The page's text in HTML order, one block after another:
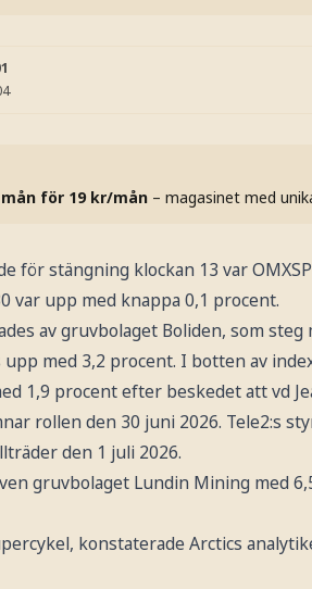
för 19 kr/mån – magasinet med
för stängning klockan 13 var
var upp med knappa 0,1 procent.
av gruvbolaget Boliden, som
upp med 3,2 procent. I botten av
1,9 procent efter beskedet att vd
rollen den 30 juni 2026. Tele2:s
den 1 juli 2026.
gruvbolaget Lundin Mining med
konstaterade Arctics